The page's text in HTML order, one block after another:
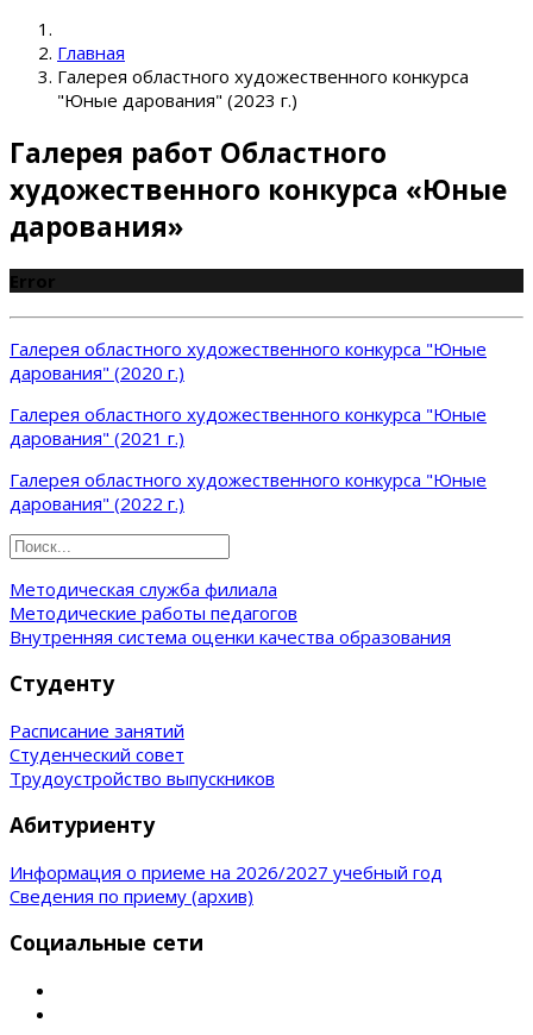
Главная
Галерея областного художественного конкурса
"Юные дарования" (2023 г.)
Галерея работ Областного
художественного конкурса «Юные
дарования»
Error
Галерея областного художественного конкурса "Юные
дарования" (2020 г.)
Галерея областного художественного конкурса "Юные
дарования" (2021 г.)
Галерея областного художественного конкурса "Юные
дарования" (2022 г.)
Методическая служба филиала
Методические работы педагогов
Внутренняя система оценки качества образования
Студенту
Расписание занятий
Студенческий совет
Трудоустройство выпускников
Абитуриенту
Информация о приеме на 2026/2027 учебный год
Сведения по приему (архив)
Социальные сети